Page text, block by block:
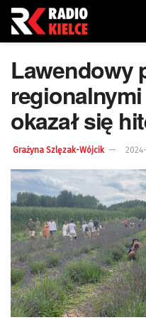
Lawendowy
okazał się
Grażyna Szlęzak-Wójcik